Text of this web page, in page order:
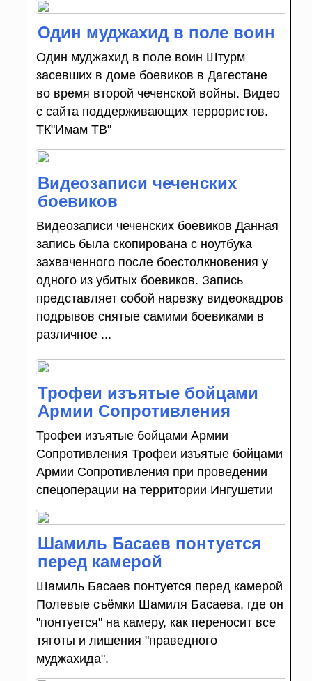
Один муджахид в поле воин
Один муджахид в поле воин Штурм
засевших в доме боевиков в Дагестане
во время второй чеченской войны. Видео
с сайта поддерживающих террористов.
ТК"Имам ТВ"
Видеозаписи чеченских
боевиков
Видеозаписи чеченских боевиков Данная
запись была скопирована с ноутбука
захваченного после боестолкновения у
одного из убитых боевиков. Запись
представляет собой нарезку видеокадров
подрывов снятые самими боевиками в
различное ...
Трофеи изъятые бойцами
Армии Сопротивления
Трофеи изъятые бойцами Армии
Сопротивления Трофеи изъятые бойцами
Армии Сопротивления при проведении
спецоперации на территории Ингушетии
Шамиль Басаев понтуется
перед камерой
Шамиль Басаев понтуется перед камерой
Полевые съёмки Шамиля Басаева, где он
"понтуется" на камеру, как переносит все
тяготы и лишения "праведного
муджахида".